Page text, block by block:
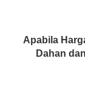
Apabila
Dahan